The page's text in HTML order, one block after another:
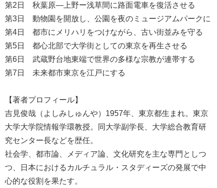
第2日 秋葉原―上野ー浅草間に路面電車を復活させる
第3日 動物園を開放し、公園を夜のミュージアムパークに
第4日 都市にメリハリをつけながら、古い街並みを守る
第5日 都心北部で大学街としての東京を再生させる
第6日 武蔵野台地東端で世界の多様な宗教が連帯する
第7日 未来都市東京を江戸にする
【著者プロフィール】
吉見俊哉（よしみしゅんや）1957年、東京都生まれ。東京
大学大学院情報学環教授。同大学副学長、大学総合教育研
究センター長などを歴任。
社会学、都市論、メディア論、文化研究を主な専門としつ
つ、日本におけるカルチュラル・スタディーズの発展で中
心的な役割を果たす。